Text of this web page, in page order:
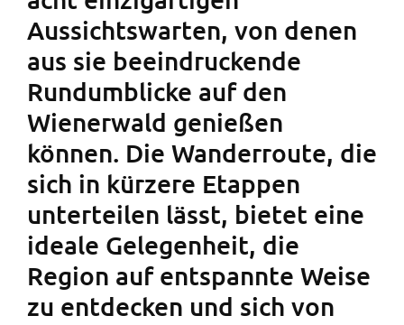
Aussichtswarten, von denen
aus sie beeindruckende
Rundumblicke auf den
Wienerwald genießen
können. Die Wanderroute, die
sich in kürzere Etappen
unterteilen lässt, bietet eine
ideale Gelegenheit, die
Region auf entspannte Weise
zu entdecken und sich von